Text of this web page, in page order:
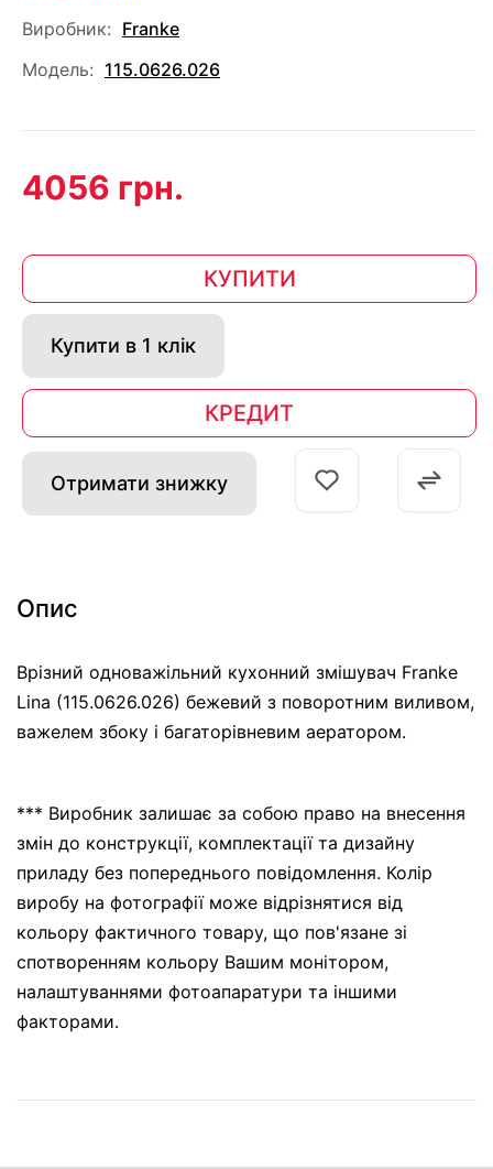
Виробник: Franke
Модель: 115.0626.026
4056 грн.
КУПИТИ
Купити в 1 клік
КРЕДИТ
Отримати знижку
Опис
Врізний одноважільний кухонний змішувач Franke
Lina (115.0626.026) бежевий з поворотним виливом,
важелем збоку і багаторівневим аератором.
*** Виробник залишає за собою право на внесення
змін до конструкції, комплектації та дизайну
приладу без попереднього повідомлення. Колір
виробу на фотографії може відрізнятися від
кольору фактичного товару, що пов'язане зі
спотворенням кольору Вашим монітором,
налаштуваннями фотоапаратури та іншими
факторами.